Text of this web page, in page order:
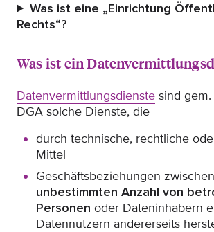
Was ist eine „Einrichtung
Rechts“?
Was ist ein
Datenvermittlungsdienste sind gem.
DGA solche Dienste, die
durch technische, rechtliche
Mittel
Geschäftsbeziehungen
unbestimmten Anzahl von
Personen oder Dateninhabern
Datennutzern andererseits